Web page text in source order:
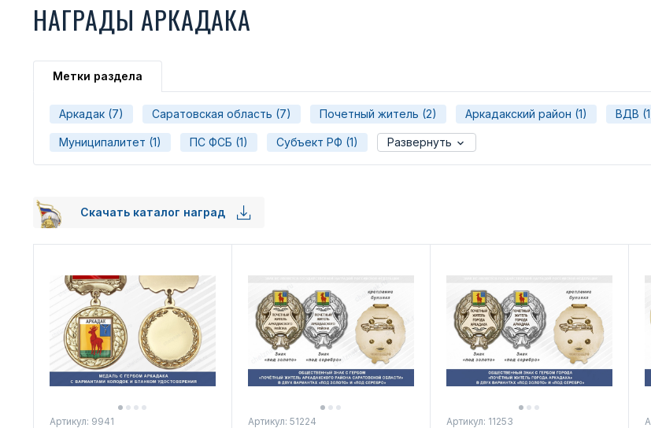
НАГРАДЫ АРКАДАКА
Метки раздела
Аркадак (7) Саратовская область (7) Почетный житель (2) Аркадакский район (1) ВДВ
Муниципалитет (1) ПС ФСБ (1) Субъект РФ (1) Развернуть
Скачать каталог наград
Артикул: 9941 Артикул: 51224 Артикул: 11253